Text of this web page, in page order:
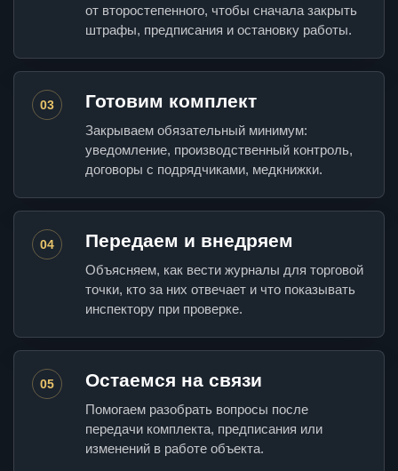
от второстепенного, чтобы сначала закрыть
штрафы, предписания и остановку работы.
03 Готовим комплект
Закрываем обязательный минимум:
уведомление, производственный контроль,
договоры с подрядчиками, медкнижки.
04 Передаем и внедряем
Объясняем, как вести журналы для торговой
точки, кто за них отвечает и что показывать
инспектору при проверке.
05 Остаемся на связи
Помогаем разобрать вопросы после
передачи комплекта, предписания или
изменений в работе объекта.